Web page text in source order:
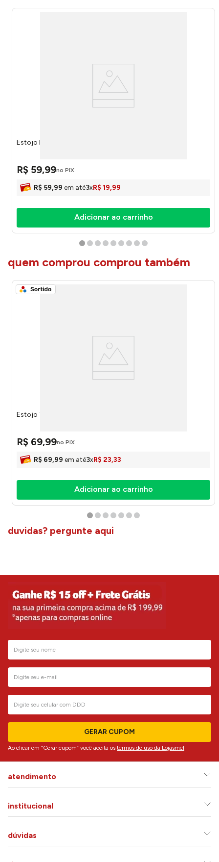
Estojo Duplo Hello Kitty 15386 - Xeryus
R$ 59,99no PIX
R$ 59,99 em até3xR$ 19,99
Adicionar ao carrinho
quem comprou comprou também
Estojo Triplo Batman Sortido EI42315BM - Luxcel
R$ 69,99no PIX
R$ 69,99 em até3xR$ 23,33
Adicionar ao carrinho
duvidas? pergunte aqui
GERAR CUPOM
Ao clicar em “Gerar cupom” você aceita os termos de uso da Lojasmel
atendimento
institucional
dúvidas